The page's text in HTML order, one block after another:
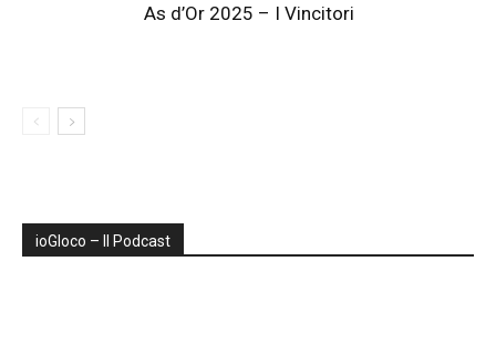
As d’Or 2025 – I Vincitori
ioGIoco – Il Podcast